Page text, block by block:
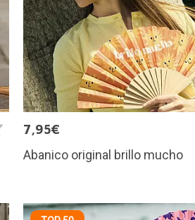
7,95€
Abanico original brillo mucho